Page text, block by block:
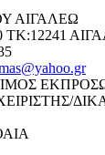
ΑΙΓΑΛΕΩ